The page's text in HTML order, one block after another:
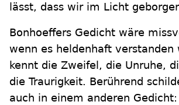
lässt, dass wir im Licht
Bonhoeffers Gedicht wäre
wenn es heldenhaft verstanden
kennt die Zweifel, die Unruhe,
die Traurigkeit. Berührend
auch in einem anderen